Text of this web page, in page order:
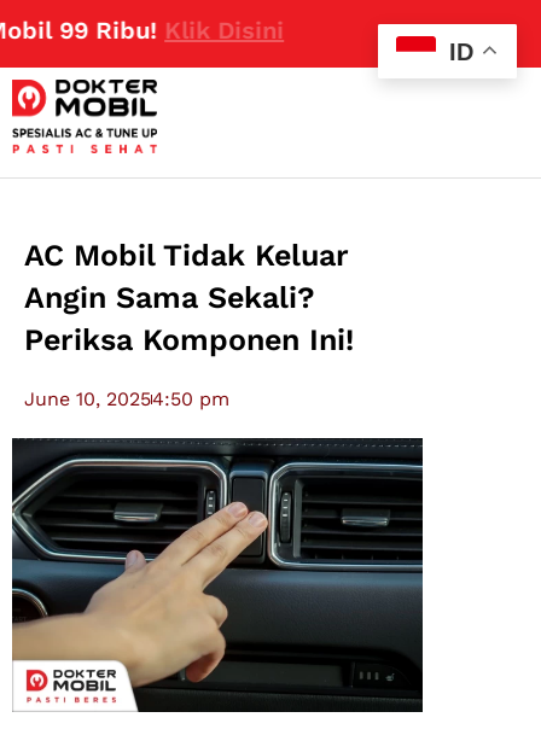
Ribu! Klik Disini
AC Mobil Tidak Keluar
Angin Sama Sekali?
Periksa Komponen Ini!
June 10, 20254:50 pm
ID